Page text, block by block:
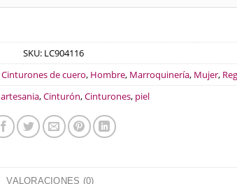
SKU: LC904116
Cinturones de cuero, Hombre, Marroquinería, Mujer,
artesania,Cinturón,Cinturones, piel
VALORACIONES (0)